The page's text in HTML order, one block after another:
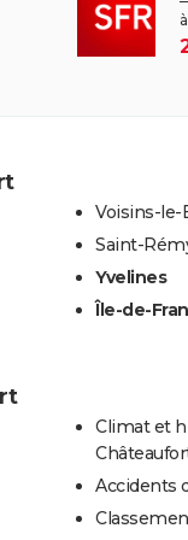
Voisins-
Saint-
Yvelines
Île-de-
Climat et
Accidents